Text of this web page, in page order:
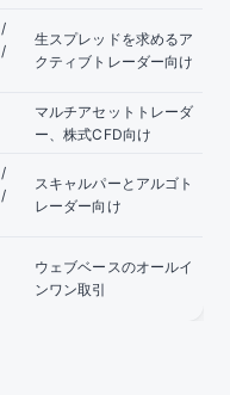
生スプレッドを求めるア
クティブトレーダー向け
マルチアセットトレーダ
ー、株式CFD向け
スキャルパーとアルゴト
レーダー向け
ウェブベースのオールイ
ンワン取引